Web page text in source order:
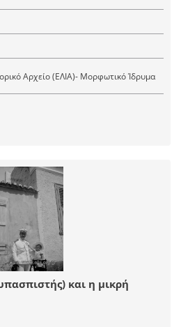
Αρχείο (ΕΛΙΑ)- Μορφωτικό Ίδρυμα
και η μικρή